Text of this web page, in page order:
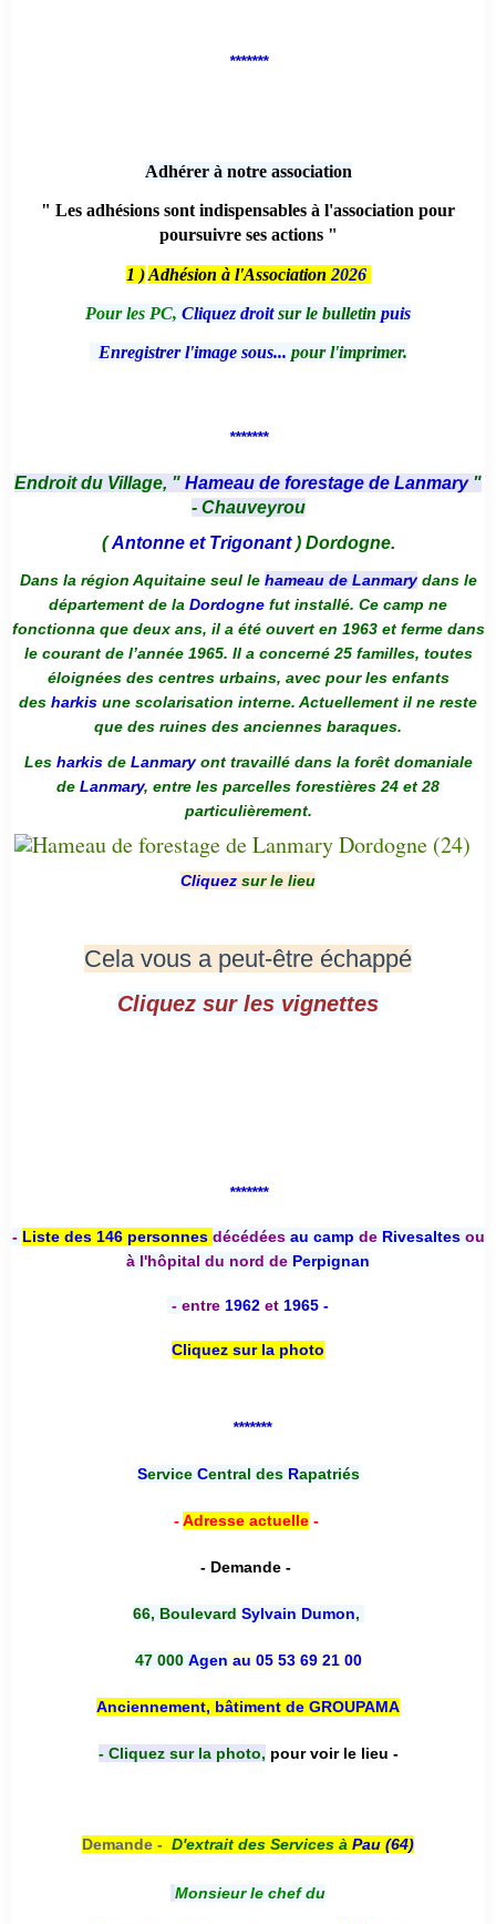
*******
Adhérer à notre association
" Les adhésions sont indispensables à l'association pour
poursuivre ses actions "
1 ) Adhésion à l'Association 2026
Pour les PC, Cliquez droitsur le bulletin puis
Enregistrer l'image sous... pour l'imprimer.
*******
Endroit du Village, " Hameau de forestage de Lanmary "
- Chauveyrou
(Antonne et Trigonant) Dordogne.
Dans la région Aquitaine seul le hameau de Lanmarydans le
département de la Dordogne fut installé. Ce camp ne
fonctionna que deux ans, il a été ouvert en 1963 et ferme dans
le courant de l’année 1965. Il a concerné 25 familles, toutes
éloignées des centres urbains, avec pour les enfants
des harkis une scolarisation interne. Actuellement il ne reste
que des ruines des anciennes baraques.
Les harkis de Lanmaryont travaillé dans la forêt domaniale
de Lanmary, entre les parcelles forestières 24 et 28
particulièrement.
Cliquez sur le lieu
Cela vous a peut-être échappé
Cliquez sur les vignettes
*******
- Liste des 146 personnes décédées au camp deRivesaltesou
à l'hôpital du nord de Perpignan
- entre 1962 et 1965 -
Cliquez sur la photo
*******
Service Central desRapatriés
-Adresse actuelle-
- Demande -
66, Boulevard Sylvain Dumon,
47 000 Agen au 05 53 69 21 00
Anciennement, bâtiment de GROUPAMA
- Cliquez sur la photo, pour voir le lieu -
Demande - D'extrait des Services à Pau (64)
Monsieur le chef du